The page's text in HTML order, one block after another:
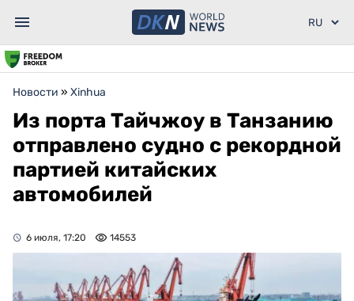
Новости » Xinhua
Из порта Тайчжоу в Танзанию
отправлено судно с рекордной
партией китайских
автомобилей
6 июля, 17:20 14553